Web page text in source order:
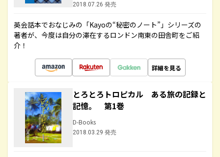
2018.07.26 発売
英会話本でおなじみの「Kayoの“秘密のノート”」シリーズの
著者が、今度は自分の滞在するロンドン南東の田舎町をご紹
介！
詳細を見る
とろとろトロピカル ある旅の記録と
記憶。 第1巻
D-Books
2018.03.29 発売